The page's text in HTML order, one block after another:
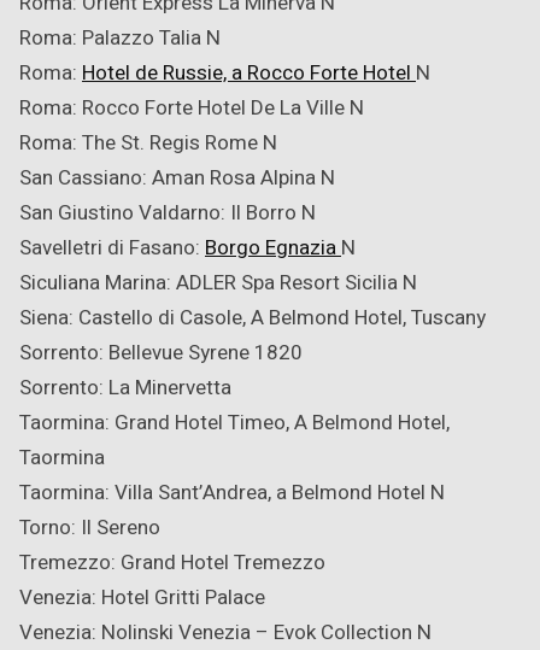
Roma: Palazzo Talia N
Roma: Hotel de Russie, a Rocco Forte HotelN
Roma: Rocco Forte Hotel De La Ville N
Roma: The St. Regis Rome N
San Cassiano: Aman Rosa Alpina N
San Giustino Valdarno: Il Borro N
Savelletri di Fasano: Borgo EgnaziaN
Siculiana Marina: ADLER Spa Resort Sicilia N
Siena: Castello di Casole, A Belmond Hotel, Tuscany
Sorrento: Bellevue Syrene 1820
Sorrento: La Minervetta
Taormina: Grand Hotel Timeo, A Belmond Hotel,
Taormina
Taormina: Villa Sant’Andrea, a Belmond Hotel N
Torno: Il Sereno
Tremezzo: Grand Hotel Tremezzo
Venezia: Hotel Gritti Palace
Venezia: Nolinski Venezia – Evok Collection N